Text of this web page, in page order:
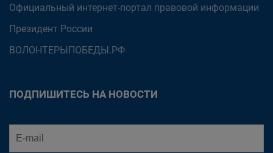
Официальный интернет-портал правовой информации
Президент России
ВОЛОНТЕРЫПОБЕДЫ.РФ
ПОДПИШИТЕСЬ НА НОВОСТИ